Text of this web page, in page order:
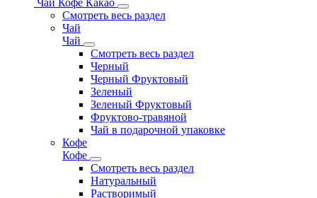
Чай Кофе Какао
Смотреть весь раздел
Чай
Чай
Смотреть весь раздел
Черный
Черный Фруктовый
Зеленый
Зеленый Фруктовый
Фруктово-травяной
Чай в подарочной упаковке
Кофе
Кофе
Смотреть весь раздел
Натуральный
Растворимый